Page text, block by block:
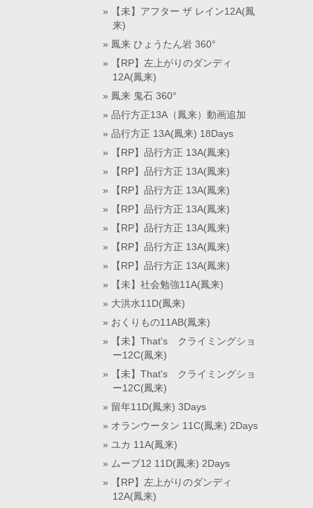
【未】アフター ザ レイン12A(鳳
来)
鳳来 ひょうたん岩 360°
【RP】左上がりのダンディ
12A(鳳来)
鳳来 鬼石 360°
品行方正13A（鳳来）動画追加
品行方正 13A(鳳来) 18Days
【RP】品行方正 13A(鳳来)
【RP】品行方正 13A(鳳来)
【RP】品行方正 13A(鳳来)
【RP】品行方正 13A(鳳来)
【RP】品行方正 13A(鳳来)
【RP】品行方正 13A(鳳来)
【RP】品行方正 13A(鳳来)
【未】社会勉強11A(鳳来)
大洪水11D(鳳来)
おくりもの11AB(鳳来)
【未】That's クライミングショ
ー12C(鳳来)
【未】That's クライミングショ
ー12C(鳳来)
留年11D(鳳来) 3Days
オランウータン 11C(鳳来) 2Days
ユカ 11A(鳳来)
ムーブ12 11D(鳳来) 2Days
【RP】左上がりのダンディ
12A(鳳来)